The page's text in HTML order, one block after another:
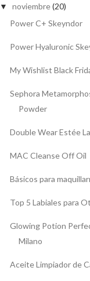
▼ noviembre(20)
Power C+ Skeyndor
Power Hyaluronic
My Wishlist Black
Sephora
Powder
Double Wear Estée
MAC Cleanse Off Oil
Básicos para
Top 5 Labiales para
Glowing Potion
Milano
Aceite Limpiador de